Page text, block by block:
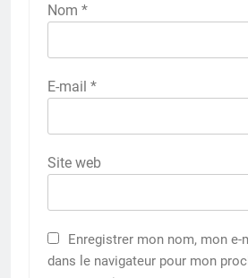
Nom *
E-mail *
Site web
Enregistrer mon nom, mon
dans le navigateur pour mon